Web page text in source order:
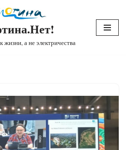
жизни, а не электричества